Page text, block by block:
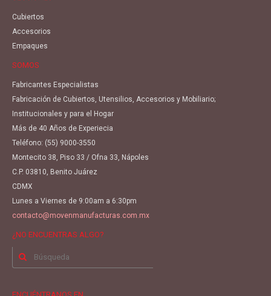
Cubiertos
Accesorios
Empaques
SOMOS
Fabricantes Especialistas
Fabricación de Cubiertos, Utensilios, Accesorios y Mobiliario;
Institucionales y para el Hogar
Más de 40 Años de Experiecia
Teléfono: (55) 9000-3550
Montecito 38, Piso 33 / Ofna 33, Nápoles
C.P. 03810, Benito Juárez
CDMX
Lunes a Viernes de 9:00am a 6:30pm
contacto@movenmanufacturas.com.mx
¿NO ENCUENTRAS ALGO?
Buscar